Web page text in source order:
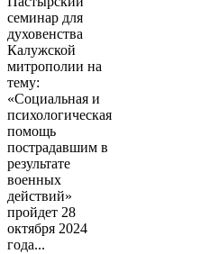
семинар для
духовенства
Калужской
митрополии на
тему:
«Социальная и
психологическая
помощь
пострадавшим в
результате
военных
действий»
пройдет 28
октября 2024
года...